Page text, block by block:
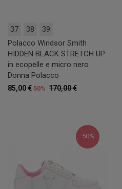
37 38 39
Polacco Windsor Smith
HIDDEN BLACK STRETCH UP
in ecopelle e micro nero
Donna Polacco
170,00 €
85,00 € 50%
50%